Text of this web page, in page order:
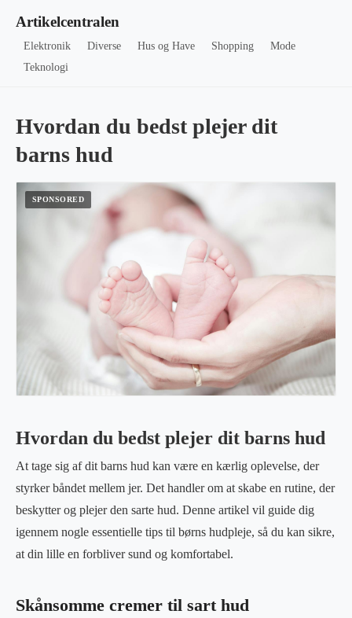
Artikelcentralen
Elektronik Diverse Hus og Have Shopping
Mode
Teknologi
Hvordan du bedst plejer dit
barns hud
Hvordan du bedst plejer dit barns hud
At tage sig af dit barns hud kan være en kærlig oplevelse, der
styrker båndet mellem jer. Det handler om at skabe en rutine, der
beskytter og plejer den sarte hud. Denne artikel vil guide dig
igennem nogle essentielle tips til børns hudpleje, så du kan sikre,
at din lille en forbliver sund og komfortabel.
Skånsomme cremer til sart hud